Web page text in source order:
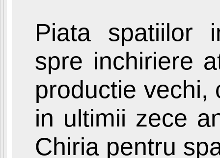
Piata spatiilor
spre inchiriere
productie vechi,
in ultimii zece
Chiria pentru